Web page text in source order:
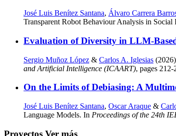
José Luis Benítez Santana, Álvaro Carrera
Transparent Robot Behaviour Analysis in Social
Evaluation of Diversity in LLM-
Sergio Muñoz López & Carlos A. Iglesias
and Artificial Intelligence (ICAART), pages
On the Limits of Debiasing: A
José Luis Benítez Santana, Oscar Araque &
Language Models. In Proceedings of the 24th
Proyectos Ver más